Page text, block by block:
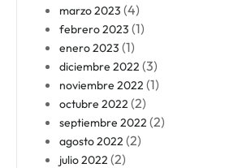
marzo 2023 (4)
febrero 2023 (1)
enero 2023 (1)
diciembre 2022 (3)
noviembre 2022 (1)
octubre 2022 (2)
septiembre 2022 (2)
agosto 2022 (2)
julio 2022 (2)